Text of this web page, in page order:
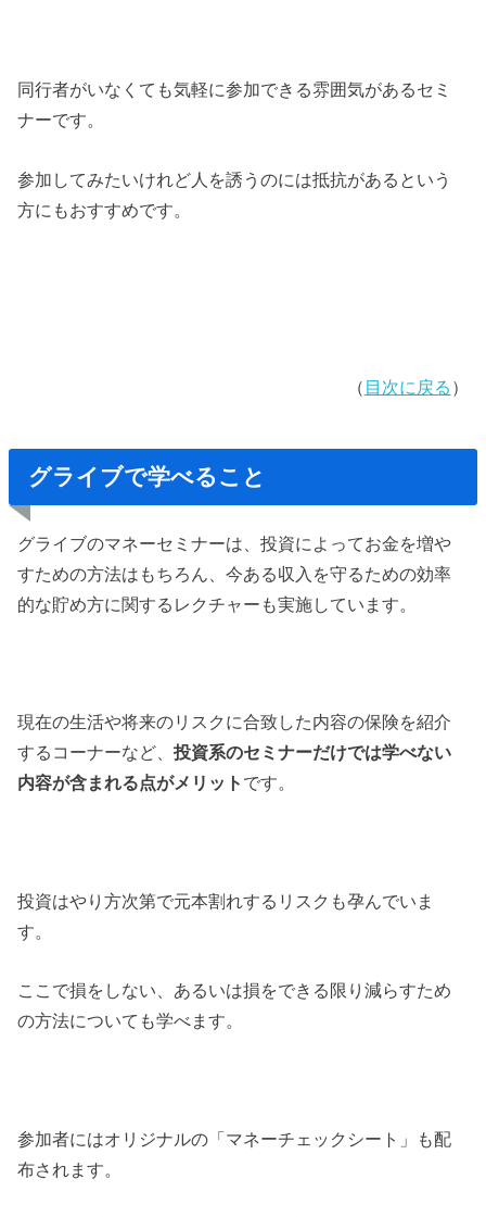
同行者がいなくても気軽に参加できる雰囲気があるセミ
ナーです。
参加してみたいけれど人を誘うのには抵抗があるという
方にもおすすめです。
（ 目次に戻る ）
グライブで学べること
グライブのマネーセミナーは、投資によってお金を増や
すための方法はもちろん、今ある収入を守るための効率
的な貯め方に関するレクチャーも実施しています。
現在の生活や将来のリスクに合致した内容の保険を紹介
するコーナーなど、投資系のセミナーだけでは学べない
内容が含まれる点がメリット です。
投資はやり方次第で元本割れするリスクも孕んでいま
す。
ここで損をしない、あるいは損をできる限り減らすため
の方法についても学べます。
参加者にはオリジナルの「マネーチェックシート」も配
布されます。